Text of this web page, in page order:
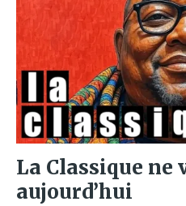
La Classique ne
aujourd’hui